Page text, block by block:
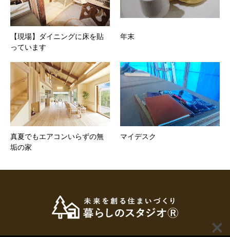
【現場】ダイニングに床を貼
っています
年末
真夏でもエアコンいらずの無
垢の家
マイデスク